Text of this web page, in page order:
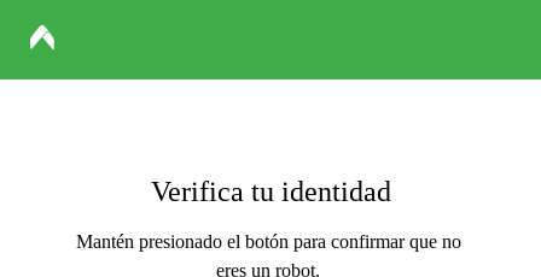
Verifica tu identidad
Mantén presionado el botón para confirmar que no
eres un robot.